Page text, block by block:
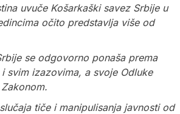
uvuče Košarkaški savez Srbije u
očito predstavlja više od
se odgovorno ponaša prema
svim izazovima, a svoje Odluke
tiče i manipulisanja javnosti od